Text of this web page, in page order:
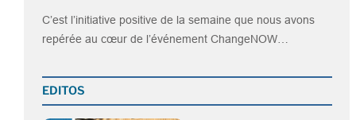
C’est l’initiative positive de la semaine que nous avons
repérée au cœur de l’événement ChangeNOW…
EDITOS